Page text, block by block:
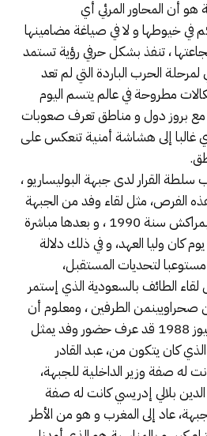
أن المحاور المرئي أي
في خيوطها و لا في صياغة مضامينها
، تنفذ بشكل حرفي رؤية تستمد
الحرب الباردة التي لم تعد
مطروحة في عالم يتسم اليوم
مع بروز دول و مناطق تعرف صعوبات
إلى هشاشة أمنية تنعكس على
القرار لدى جبهة البوليساريو ،
الفرص، مثل لقاء وفد من الجبهة
مع المرحوم الحسن الثاني بمراكش سنة 1990 ، و بعدها مباشرة
كان وليا العهد، و في ذلك دلالة
لتحديات المستقبل،
الطائف بالسعودية الذي إستمر
صحراويينمن الطرفين ، ومعلوم أن
لقاء الطائف الذي تم في يوليوز 1988 قد عرف حضور وفد يمثل
كان يتكون من، عبد القادر
له صفة وزير الداخلية للجبهة،
الدين بلالي إدريسي كانت له صفة
عاد إلى المغرب و هو من الأطر